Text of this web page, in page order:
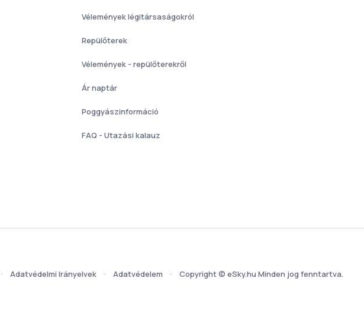
Vélemények légitársaságokról
Repülőterek
Vélemények - repülőterekről
Ár naptár
Poggyászinformáció
FAQ - Utazási kalauz
Adatvédelmi Irányelvek Adatvédelem Copyright © eSky.hu Minden jog fenntartva.